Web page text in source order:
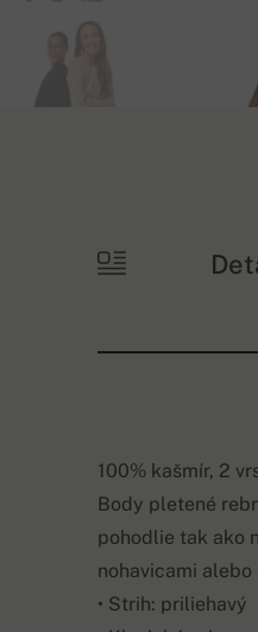
100% kašmír, 2
Body pletené
pohodlie tak ako
nohavicami
• Strih: priliehavý